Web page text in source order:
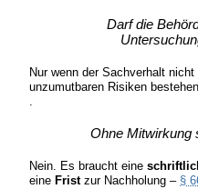
Darf die
Nur wenn der Sachverhalt
unzumutbaren Risiken
Ohne Mitwirkung
Nein. Es braucht eine
eine Fristzur Nachholung – §